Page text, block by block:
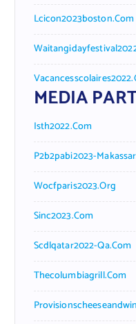
Lcicon2023boston.com
MEDIA
Isth2022.com
P2b2pabi2023-
Wocfparis2023.org
Sinc2023.com
Scdlqatar2022-Qa.com
Thecolumbiagrill.com